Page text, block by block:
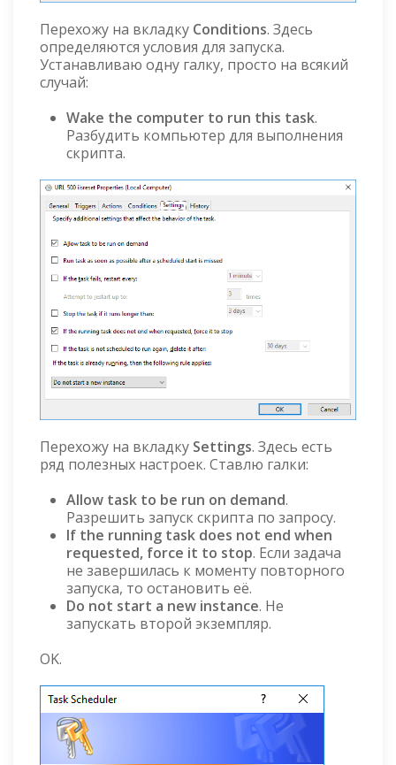
Перехожу на вкладку Conditions. Здесь
определяются условия для запуска.
Устанавливаю одну галку, просто на всякий
случай:
Wake the computer to run this task.
Разбудить компьютер для выполнения
скрипта.
Перехожу на вкладку Settings. Здесь есть
ряд полезных настроек. Ставлю галки:
Allow task to be run on demand.
Разрешить запуск скрипта по запросу.
If the running task does not end when
requested, force it to stop. Если задача
не завершилась к моменту повторного
запуска, то остановить её.
Do not start a new instance. Не
запускать второй экземпляр.
OK.